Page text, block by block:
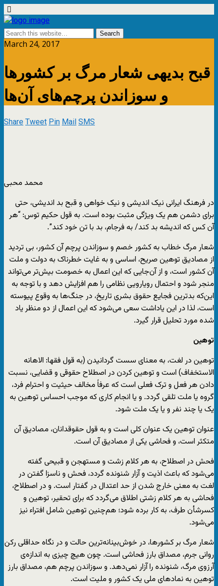
March 24, 2017
قبح بدیهی شعار مرگ بر کشورها
و سوزاندن پرچم‌های آن‌ها
ShareTweetPinMailSMS
محمد محبی
در فرهنگ ایرانی نیک اندیشی و نیک خواهی و قبح بد اندیشی، حتی
برای دشمن هم یک ویژگی مثبت بوده است. به قول حکیم توس: “هر
آن کس که اندیشه‌ بد کند/ به فرجام، بد با تن خود کند”.
شعار مرگ خطاب به کشور خصم و سوزاندن پرچم آن کشور، بی تردید
از مصادیق توهین صریح، اساسی و به غایت خطرناک به دولت و ملت
آن کشور است، و از آن‌جایی که این اعمال به خصومت بیش‌تر می‌تواند
منجر شود و احتمال رویارویی نظامی را هم افزایش دهد و با توجه به
این‌که بدترین فجایع حقوق بشری تاریخ، در جنگ‌ها به وقوع پیوسته
است، لذا در این یاداشت سعی می‌شود که این اعمال از دو منظر یاد
شده مورد تحلیل قرار گیرد.
توهین
توهین در لغت، به معنای سست گردانیدن (به قول فقها: الاهانه
الاستخفاف) است و توهین کردن در اصطلاح حقوقی و قضایی، نسبت
دادن هر فعل و ترک فعلی است که عرفاً مخالف حیثیت و احترام فرد،
گروه یا ملت تلقی گردد. و یا انجام کاری که موجب احساس توهین به
یک یا چند نفر و یا یک ملت شود.
عنوان توهین یک عنوان کلی است و به قول حقوقدانان، مصادیق آن
متکثر است، و فحاشی یکی از مصادیق آن است.
فحش در اصطلاح، به هر کلام زشت و مستهجن و قبیحی گفته
می‌شود که باعث اذیت و آزار شنونده گردد، فحش و ناسزا گفتن در
لغت به معنی خارج شدن از حد اعتدال در گفتار است. و در اصطلاح،
فحاشی به هر کلام زشتی اطلاق می‌گردد که برای تحقیر، توهین و
کسرشأن طرف، به کار برده شود؛ هم‌چنین توهین شامل افتراء نیز
می‌شود.
شعار مرگ بر کشورها، در خوش‌بینانه‌ترین حالت و در نگاه حداقلی رکن
روانی جرم، مصداق بارز فحاشی است. چون هیچ چیزی به اندازه‌ی
آرزوی مرگ، شنونده را آزار نمی‌دهد. و سوزاندن پرچم هم، مصداق بارز
توهین به نمادهای ملی یک کشور و ملیت است.